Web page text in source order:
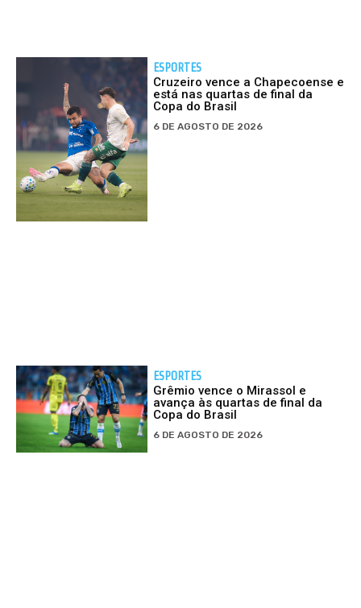
ESPORTES
Cruzeiro vence a Chapecoense e
está nas quartas de final da
Copa do Brasil
6 DE AGOSTO DE 2026
ESPORTES
Grêmio vence o Mirassol e
avança às quartas de final da
Copa do Brasil
6 DE AGOSTO DE 2026